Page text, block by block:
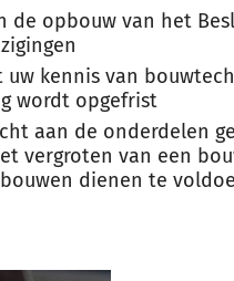
de opbouw van het
kennis van
wordt opgefrist
aan de onderdelen
vergroten van een
dienen te